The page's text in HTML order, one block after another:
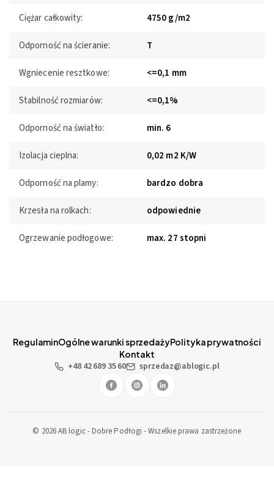
Ciężar całkowity: 4750 g/m2
Odporność na ścieranie: T
Wgniecenie resztkowe: <=0,1 mm
Stabilność rozmiarów: <=0,1%
Odporność na światło: min. 6
Izolacja cieplna: 0,02 m2 K/W
Odporność na plamy: bardzo dobra
Krzesła na rolkach: odpowiednie
Ogrzewanie podłogowe: max. 27 stopni
RegulaminOgólne warunki sprzedażyPolityka prywatności
Kontakt
+48 42 689 35 60 sprzedaz@ablogic.pl
© 2026 AB logic - Dobre Podłogi - Wszelkie prawa zastrzeżone